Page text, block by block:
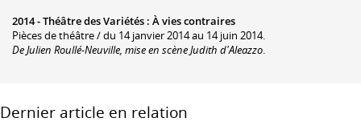
2014 -Théâtre des Variétés : À vies contraires
Pièces de théâtre / du 14 janvier 2014 au 14 juin 2014.
De Julien Roullé-Neuville, mise en scène Judith d'Aleazzo.
Dernier article en relation